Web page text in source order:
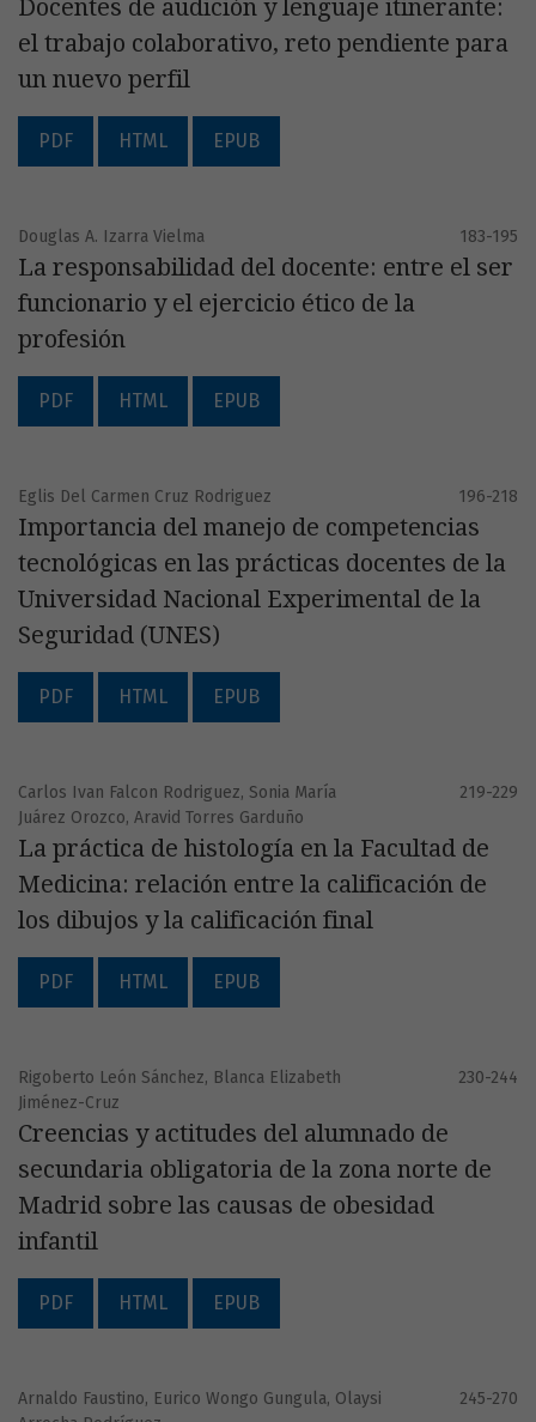
Docentes de audición y lenguaje itinerante:
el trabajo colaborativo, reto pendiente para
un nuevo perfil
PDF HTML EPUB
Douglas A. Izarra Vielma 183-195
La responsabilidad del docente: entre el ser
funcionario y el ejercicio ético de la
profesión
PDF HTML EPUB
Eglis Del Carmen Cruz Rodriguez 196-218
Importancia del manejo de competencias
tecnológicas en las prácticas docentes de la
Universidad Nacional Experimental de la
Seguridad (UNES)
PDF HTML EPUB
Carlos Ivan Falcon Rodriguez, Sonia María
Juárez Orozco, Aravid Torres Garduño
219-229
La práctica de histología en la Facultad de
Medicina: relación entre la calificación de
los dibujos y la calificación final
PDF HTML EPUB
Rigoberto León Sánchez, Blanca Elizabeth
Jiménez-Cruz
230-244
Creencias y actitudes del alumnado de
secundaria obligatoria de la zona norte de
Madrid sobre las causas de obesidad
infantil
PDF HTML EPUB
Arnaldo Faustino, Eurico Wongo Gungula, Olaysi
245-270